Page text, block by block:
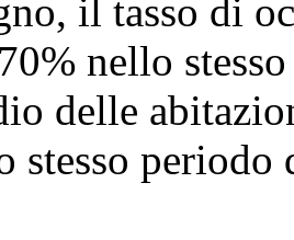
il tasso di
nello
delle
stesso periodo